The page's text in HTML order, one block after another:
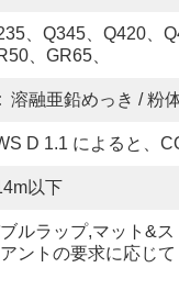
、Q345、Q420、
、GR65、
溶融亜鉛めっき / 粉
D 1.1 によると、
以下
ルラップ,マット&
ントの要求に応じて